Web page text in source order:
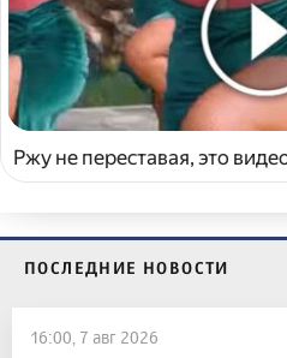
Ржу не переставая, это
ПОСЛЕДНИЕ НОВОСТИ
16:00, 7 авг 2026